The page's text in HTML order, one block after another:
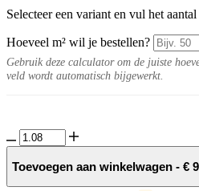
Selecteer een variant en vul het aantal
Hoeveel m² wil je bestellen?
Gebruik deze calculator om de juiste
veld wordt automatisch bijgewerkt.
GeoCeramica®
120x30x4
Schots
Toevoegen aan winkelwagen - €